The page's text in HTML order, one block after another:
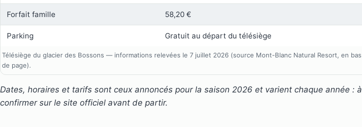
Télésiège du glacier des Bossons — informations relevées le 7 juillet 2026 (source Mont-Blanc Natural Resort, en bas
de page).
Forfait famille 58,20 €
Parking Gratuit au départ du télésiège
Dates, horaires et tarifs sont ceux annoncés pour la saison 2026 et varient chaque année : à
confirmer sur le site officiel avant de partir.